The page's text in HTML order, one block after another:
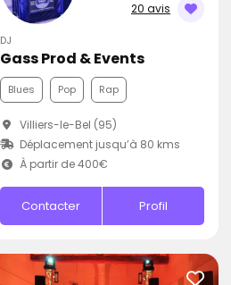
20 avis
DJ
Gass Prod & Events
Blues Pop Rap
Villiers-le-Bel (95)
Déplacement jusqu’à 80 kms
À partir de 400€
Contacter Profil